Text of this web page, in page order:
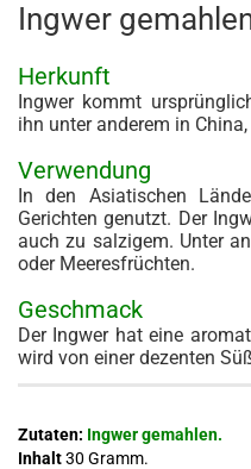
Ingwer
Herkunft
Ingwer kommt
ihn unter anderem in
Verwendung
In den Asiatischen
Gerichten genutzt. Der
auch zu salzigem. Unter
oder Meeresfrüchten.
Geschmack
Der Ingwer hat eine
wird von einer dezenten
Zutaten: Ingwer gemahlen.
Inhalt30 Gramm.